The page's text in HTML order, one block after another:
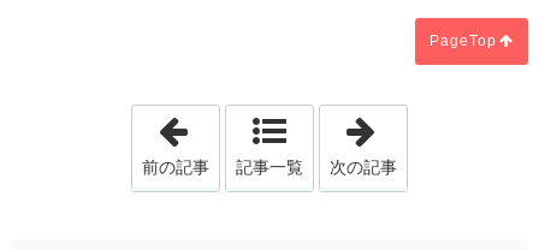
PageTop
「親子の日」
前の記事 記事一覧 次の記事